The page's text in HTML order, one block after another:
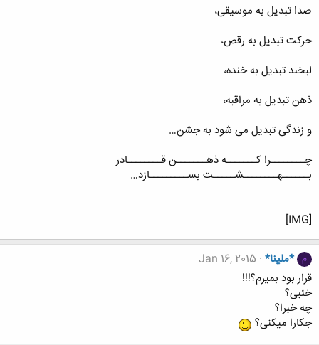
صدا تبدیل به موسیقی،
حرکت تبدیل به رقص،
لبخند تبدیل به خنده،
ذهن تبدیل به مراقبه،
و زندگی تبدیل می شود به جشن…
چــــــــرا کـــــــه ذهـــــــن قــــــــادر
بــــــهــــــــشـــــت بســـــــــازد…
[IMG]
م *ملینا* Jan 16, 2015
قرار بود بمیرم؟!!!
خئبی؟
چه خبرا؟
جکارا میکنی؟